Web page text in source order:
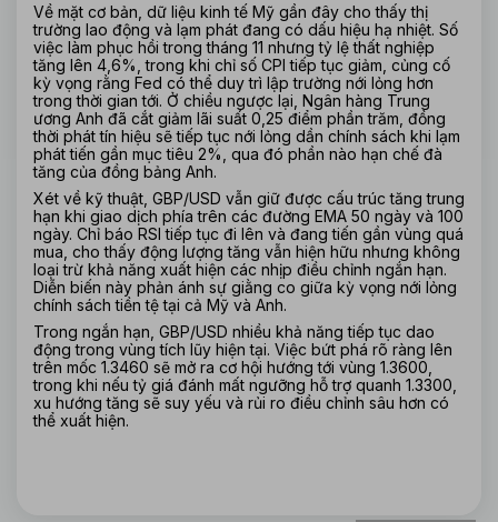
Về mặt cơ bản, dữ liệu kinh tế Mỹ gần đây cho thấy thị
trường lao động và lạm phát đang có dấu hiệu hạ nhiệt. Số
việc làm phục hồi trong tháng 11 nhưng tỷ lệ thất nghiệp
tăng lên 4,6%, trong khi chỉ số CPI tiếp tục giảm, củng cố
kỳ vọng rằng Fed có thể duy trì lập trường nới lỏng hơn
trong thời gian tới. Ở chiều ngược lại, Ngân hàng Trung
ương Anh đã cắt giảm lãi suất 0,25 điểm phần trăm, đồng
thời phát tín hiệu sẽ tiếp tục nới lỏng dần chính sách khi lạm
phát tiến gần mục tiêu 2%, qua đó phần nào hạn chế đà
tăng của đồng bảng Anh.
Xét về kỹ thuật, GBP/USD vẫn giữ được cấu trúc tăng trung
hạn khi giao dịch phía trên các đường EMA 50 ngày và 100
ngày. Chỉ báo RSI tiếp tục đi lên và đang tiến gần vùng quá
mua, cho thấy động lượng tăng vẫn hiện hữu nhưng không
loại trừ khả năng xuất hiện các nhịp điều chỉnh ngắn hạn.
Diễn biến này phản ánh sự giằng co giữa kỳ vọng nới lỏng
chính sách tiền tệ tại cả Mỹ và Anh.
Trong ngắn hạn, GBP/USD nhiều khả năng tiếp tục dao
động trong vùng tích lũy hiện tại. Việc bứt phá rõ ràng lên
trên mốc 1.3460 sẽ mở ra cơ hội hướng tới vùng 1.3600,
trong khi nếu tỷ giá đánh mất ngưỡng hỗ trợ quanh 1.3300,
xu hướng tăng sẽ suy yếu và rủi ro điều chỉnh sâu hơn có
thể xuất hiện.